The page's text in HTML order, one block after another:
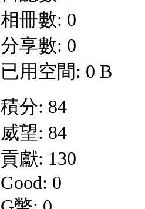
相冊數: 0
分享數: 0
已用空間: 0 B
積分: 84
威望: 84
貢獻: 130
Good: 0